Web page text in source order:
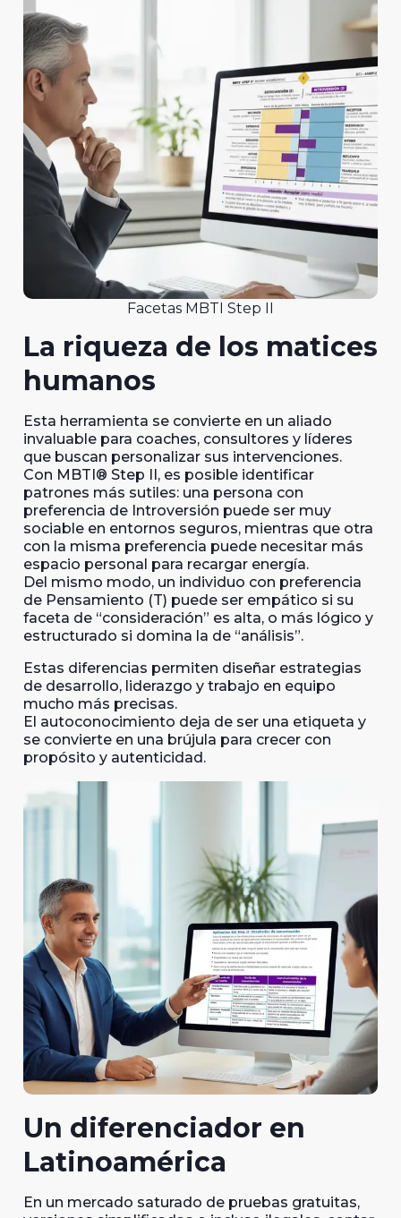
Facetas MBTI Step II
La riqueza de los matices
humanos
Esta herramienta se convierte en un aliado
invaluable para coaches, consultores y líderes
que buscan personalizar sus intervenciones.
Con MBTI® Step II, es posible identificar
patrones más sutiles: una persona con
preferencia de Introversión puede ser muy
sociable en entornos seguros, mientras que otra
con la misma preferencia puede necesitar más
espacio personal para recargar energía.
Del mismo modo, un individuo con preferencia
de Pensamiento (T) puede ser empático si su
faceta de “consideración” es alta, o más lógico y
estructurado si domina la de “análisis”.
Estas diferencias permiten diseñar estrategias
de desarrollo, liderazgo y trabajo en equipo
mucho más precisas.
El autoconocimiento deja de ser una etiqueta y
se convierte en una brújula para crecer con
propósito y autenticidad.
Un diferenciador en
Latinoamérica
En un mercado saturado de pruebas gratuitas,